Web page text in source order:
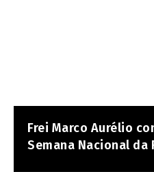
Frei Marco Aurélio
Semana Nacional da